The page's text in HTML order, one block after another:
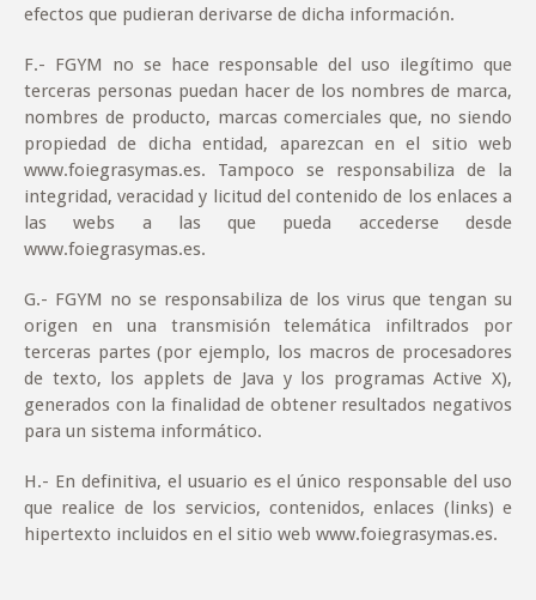
efectos que pudieran derivarse de dicha información.
F.- FGYM no se hace responsable del uso ilegítimo que
terceras personas puedan hacer de los nombres de marca,
nombres de producto, marcas comerciales que, no siendo
propiedad de dicha entidad, aparezcan en el sitio web
www.foiegrasymas.es. Tampoco se responsabiliza de la
integridad, veracidad y licitud del contenido de los enlaces a
las webs a las que pueda accederse desde
www.foiegrasymas.es.
G.- FGYM no se responsabiliza de los virus que tengan su
origen en una transmisión telemática infiltrados por
terceras partes (por ejemplo, los macros de procesadores
de texto, los applets de Java y los programas Active X),
generados con la finalidad de obtener resultados negativos
para un sistema informático.
H.- En definitiva, el usuario es el único responsable del uso
que realice de los servicios, contenidos, enlaces (links) e
hipertexto incluidos en el sitio web www.foiegrasymas.es.